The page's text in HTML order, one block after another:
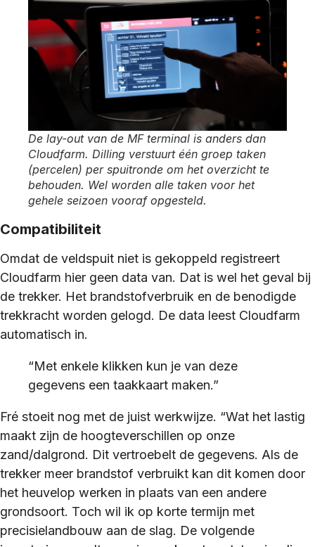
De lay-out van de MF terminal is anders dan
Cloudfarm. Dilling verstuurt één groep taken
(percelen) per spuitronde om het overzicht te
behouden. Wel worden alle taken voor het
gehele seizoen vooraf opgesteld.
Compatibiliteit
Omdat de veldspuit niet is gekoppeld registreert
Cloudfarm hier geen data van. Dat is wel het geval bij
de trekker. Het brandstofverbruik en de benodigde
trekkracht worden gelogd. De data leest Cloudfarm
automatisch in.
“Met enkele klikken kun je van deze
gegevens een taakkaart maken.”
Fré stoeit nog met de juist werkwijze. “Wat het lastig
maakt zijn de hoogteverschillen op onze
zand/dalgrond. Dit vertroebelt de gegevens. Als de
trekker meer brandstof verbruikt kan dit komen door
het heuvelop werken in plaats van een andere
grondsoort. Toch wil ik op korte termijn met
precisielandbouw aan de slag. De volgende